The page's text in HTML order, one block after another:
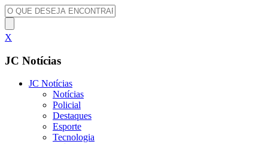
X
JC Notícias
JC Notícias
Notícias
Policial
Destaques
Esporte
Tecnologia